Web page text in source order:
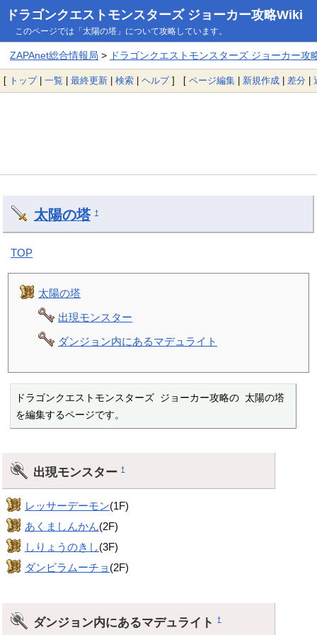
ドラゴンクエストモンスターズ ジョーカー攻略Wiki
このページでは「太陽の塔」について攻略しています。
ZAPAnet総合情報局 > ドラゴンクエストモンスターズ ジョーカー攻
[ トップ| 一覧 | 最終更新 | 検索 | ヘルプ] [ ページ編集 | 新規作成 | 差分 |
太陽の塔 †
TOP
太陽の塔
出現モンスター
ダンジョン内にあるマデュライト
ドラゴンクエストモンスターズ ジョーカー攻略の 太陽の塔
を編集するページです。
出現モンスター†
レッサーデーモン(1F)
あくましんかん(2F)
しりょうのきし(3F)
ダンビラムーチョ (2F)
ダンジョン内にあるマデュライト†